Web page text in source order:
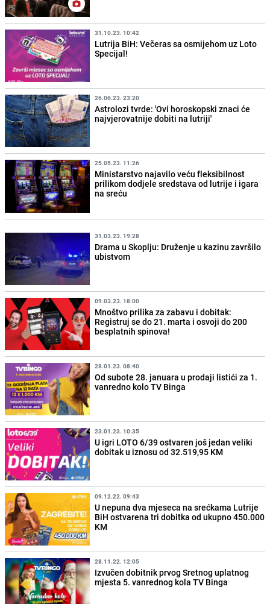
31.10.23. 10:42
Lutrija BiH: Večeras sa osmijehom uz Loto
Specijal!
26.06.23. 23:20
Astrolozi tvrde: 'Ovi horoskopski znaci će
najvjerovatnije dobiti na lutriji'
25.05.23. 11:26
Ministarstvo najavilo veću fleksibilnost
prilikom dodjele sredstava od lutrije i igara
na sreću
31.03.23. 19:28
Drama u Skoplju: Druženje u kazinu završilo
ubistvom
09.03.23. 18:00
Mnoštvo prilika za zabavu i dobitak:
Registruj se do 21. marta i osvoji do 200
besplatnih spinova!
28.01.23. 08:40
Od subote 28. januara u prodaji listići za 1.
vanredno kolo TV Binga
23.01.23. 10:35
U igri LOTO 6/39 ostvaren još jedan veliki
dobitak u iznosu od 32.519,95 KM
09.12.22. 09:43
U nepuna dva mjeseca na srećkama Lutrije
BiH ostvarena tri dobitka od ukupno 450.000
KM
28.11.22. 12:05
Izvučen dobitnik prvog Sretnog uplatnog
mjesta 5. vanrednog kola TV Binga